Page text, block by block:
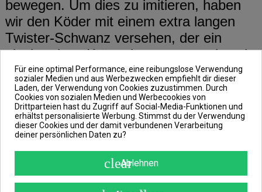
bewegen. Um dies zu imitieren, haben
wir den Köder mit einem extra langen
Twister-Schwanz versehen, der ein
einzigartiges Kräuseln erzeugt und auch
bei sehr langsamer Einholbewegung
einwandfrei funktioniert.
Die Bewegung vom Schwanz verleiht
dem Köder eine unwiderstehliche
Vibration, die mehr als einen Raubfisch
zum Biss verleitet.
Im Vergleich zum schmalen Schwanz ist
Für eine optimal Performance, eine reibungslose Verwendung
sozialer Medien und aus Werbezwecken empfiehlt dir dieser
Laden, der Verwendung von Cookies zuzustimmen. Durch
Cookies von sozialen Medien und Werbecookies von
Drittparteien hast du Zugriff auf Social-Media-Funktionen und
erhältst personalisierte Werbung. Stimmst du der Verwendung
dieser Cookies und der damit verbundenen Verarbeitung
deiner persönlichen Daten zu?
clearAblehnen